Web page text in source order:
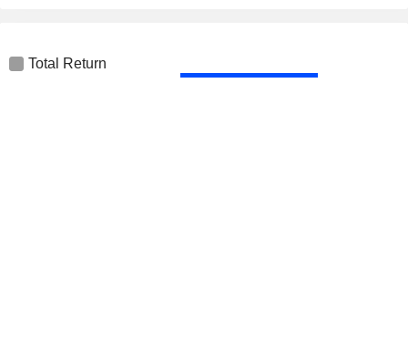
Total Return